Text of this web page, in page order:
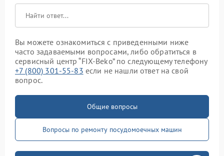
Вы можете ознакомиться с приведенными ниже
часто задаваемыми вопросами, либо обратиться в
сервисный центр “FIX-Beko” по следующему телефону
+7 (800) 301-55-83 если не нашли ответ на свой
вопрос.
Общие вопросы
Вопросы по ремонту посудомоечных машин